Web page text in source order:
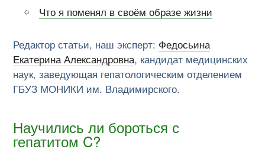
Что я поменял в своём образе жизни
Редактор статьи, наш эксперт: Федосьина
Екатерина Александровна, кандидат медицинских
наук, заведующая гепатологическим отделением
ГБУЗ МОНИКИ им. Владимирского.
Научились ли бороться с
гепатитом C?